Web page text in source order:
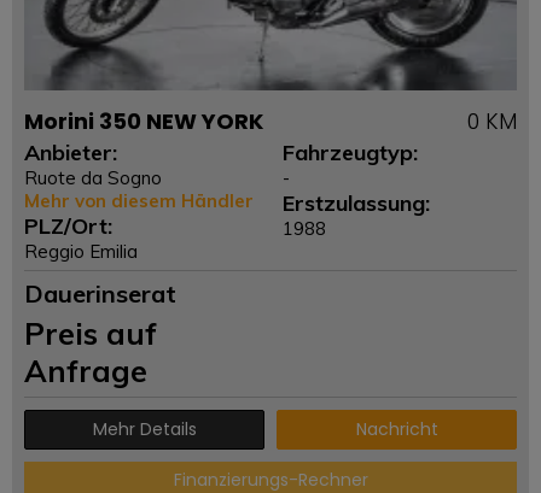
Morini 350 NEW YORK 0 KM
Anbieter:
Ruote da Sogno
Mehr von diesem Händler
PLZ/Ort:
Reggio Emilia
Fahrzeugtyp:
-
Erstzulassung:
1988
Dauerinserat
Preis auf
Anfrage
Mehr Details Nachricht
Finanzierungs-Rechner